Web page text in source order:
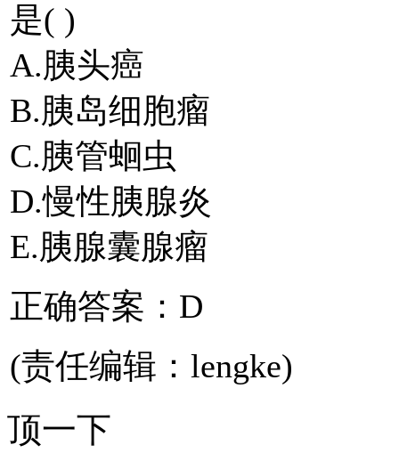
是( )
A.胰头癌
B.胰岛细胞瘤
C.胰管蛔虫
D.慢性胰腺炎
E.胰腺囊腺瘤
正确答案：D
(责任编辑：lengke)
顶一下